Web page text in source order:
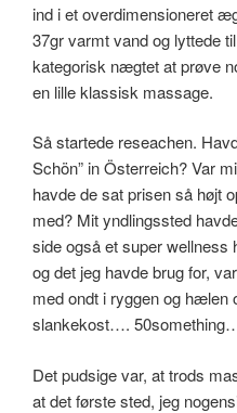
ind i et overdimensioneret
37gr varmt vand og lyttede
kategorisk nægtet at prøve
en lille klassisk massage.
Så startede reseachen.
Schön” in Österreich? Var
havde de sat prisen så højt
med? Mit yndlingssted
side også et super wellness
og det jeg havde brug for,
med ondt i ryggen og hælen
slankekost….
Det pudsige var, at trods
at det første sted, jeg